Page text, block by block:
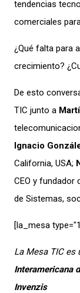
tendencias
comerciales
¿Qué falta para
crecimiento?
De esto
TIC junto a
Ignacio
California, USA;
CEO y fundador
de Sistemas,
[la_mesa
La Mesa TIC es
Interamericana
Invenzis